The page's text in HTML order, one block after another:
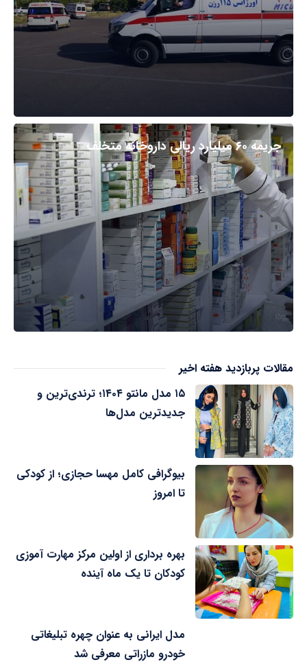
جریمه ۶۰ میلیارد ریالی داروخانه متخلف
مقالات پربازدید هفته اخیر
۱۵ مدل مانتو ۱۴۰۴؛ ترندی‌ترین و
جدیدترین مدل‌ها
بیوگرافی کامل مهسا حجازی؛ از کودکی
تا امروز
بهره برداری از اولین مرکز مهارت آموزی
کودکان تا یک ماه آینده
مدل ایرانی به عنوان چهره تبلیغاتی
خودرو مازراتی معرفی شد